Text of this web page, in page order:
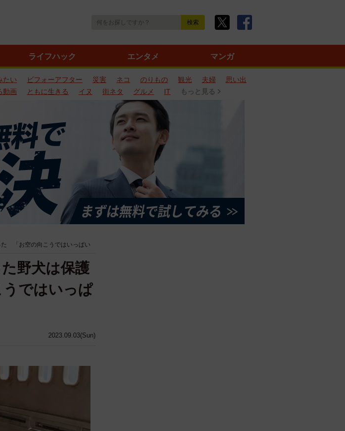
ライフハック エンタメ マンガ
たい ビフォーアフター 災害 ネコ のりもの 観光 夫婦
思い出
動画 ともに生きる イヌ 街ネタ グルメ IT もっと見る
た 「お空の向こうではいっぱい
2023.09.03(Sun)
野犬は保護
ではいっぱ